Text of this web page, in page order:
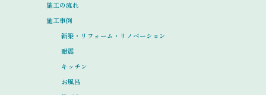
施工の流れ
施工事例
新築・リフォーム・リノベーション
耐震
キッチン
お風呂